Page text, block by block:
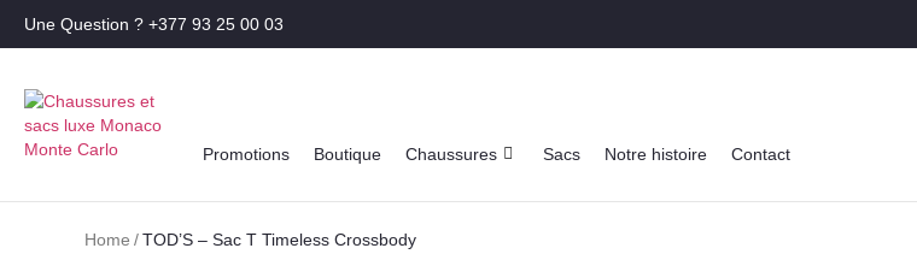
Une Question ? +377 93 25 00 03
Promotions Boutique Chaussures Sacs Notre histoire Contact
Home /TOD’S – Sac T Timeless Crossbody